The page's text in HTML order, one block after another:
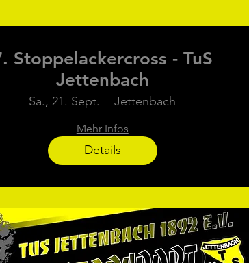
Stoppelackercross - TuS
Jettenbach
Sa., 21. Sept. Jettenbach
Mehr Infos
Details